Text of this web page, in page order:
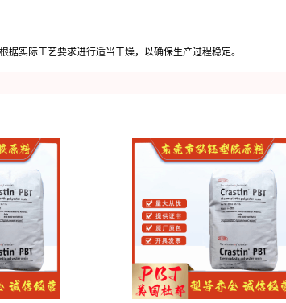
实际工艺要求进行适当干燥，以确保生产过程稳定。